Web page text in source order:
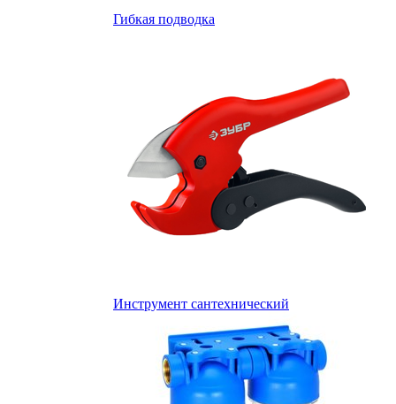
Гибкая подводка
Инструмент сантехнический